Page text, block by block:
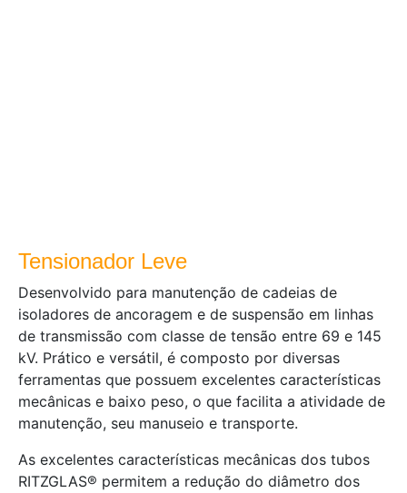
Tensionador Leve
Desenvolvido para manutenção de cadeias de
isoladores de ancoragem e de suspensão em linhas
de transmissão com classe de tensão entre 69 e 145
kV. Prático e versátil, é composto por diversas
ferramentas que possuem excelentes características
mecânicas e baixo peso, o que facilita a atividade de
manutenção, seu manuseio e transporte.
As excelentes características mecânicas dos tubos
RITZGLAS® permitem a redução do diâmetro dos